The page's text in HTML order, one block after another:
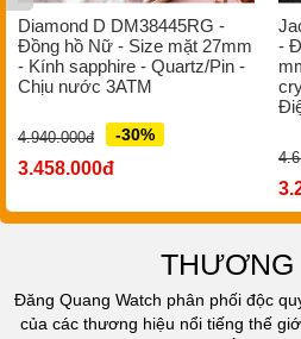
Diamond D DM38445RG -
Đồng hồ Nữ - Size mặt 27mm
- Kính sapphire - Quartz/Pin -
Chịu nước 3ATM
4.940.000đ -30%
3.458.000đ
-
THƯƠNG
Đăng Quang Watch phân phối độc
của các thương hiệu nổi tiếng thế